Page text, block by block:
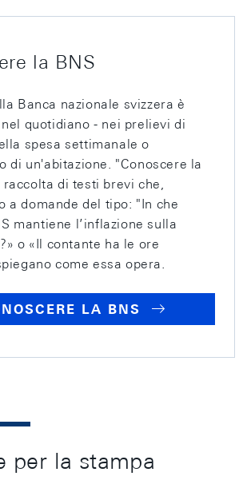
la BNS
Banca nazionale svizzera è
quotidiano - nei prelievi di
spesa settimanale o
di un'abitazione. "Conoscere la
raccolta di testi brevi che,
a domande del tipo: "In che
mantiene l’inflazione sulla
o «Il contante ha le ore
come essa opera.
LA BNS
per la stampa